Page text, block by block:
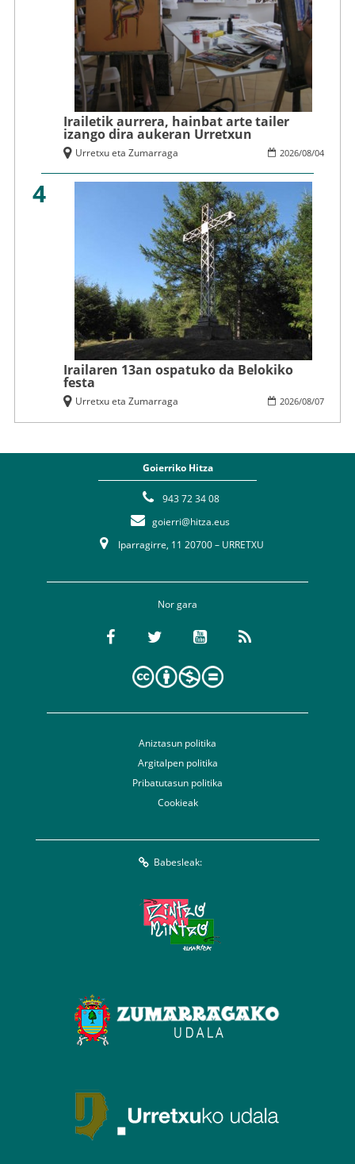
Irailetik aurrera, hainbat arte tailer
izango dira aukeran Urretxun
2026/08/04
Urretxu eta Zumarraga
4
Irailaren 13an ospatuko da Belokiko
festa
2026/08/07
Urretxu eta Zumarraga
Goierriko Hitza
943 72 34 08
goierri@hitza.eus
Iparragirre, 11 20700 – URRETXU
Nor gara
Aniztasun politika
Argitalpen politika
Pribatutasun politika
Cookieak
Babesleak: